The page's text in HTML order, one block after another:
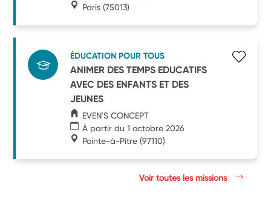
Paris (75013)
ÉDUCATION POUR TOUS
ANIMER DES TEMPS EDUCATIFS
AVEC DES ENFANTS ET DES
JEUNES
EVEN'S CONCEPT
À partir du 1 octobre 2026
Pointe-à-Pitre (97110)
Voir toutes les missions